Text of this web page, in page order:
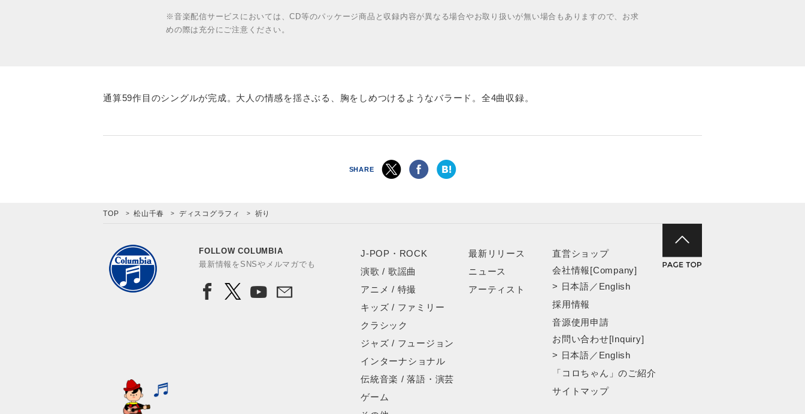
※音楽配信サービスにおいては、CD等のパッケージ商品と収録内容が異なる場合やお取り扱いが無い場合もありますので、お求
めの際は充分にご注意ください。
通算59作目のシングルが完成。大人の情感を揺さぶる、胸をしめつけるようなバラード。全4曲収録。
SHARE
TOP 松山千春 ディスコグラフィ 祈り
FOLLOW COLUMBIA
最新情報をSNSやメルマガでも
J-POP・ROCK
演歌 / 歌謡曲
アニメ / 特撮
キッズ / ファミリー
クラシック
ジャズ / フュージョン
インターナショナル
伝統音楽 / 落語・演芸
ゲーム
最新リリース
ニュース
アーティスト
直営ショップ
会社情報[Company]
> 日本語 ／ English
採用情報
音源使用申請
お問い合わせ[Inquiry]
> 日本語 ／ English
「コロちゃん」のご紹介
サイトマップ